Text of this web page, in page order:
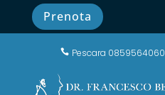
Prenota
 Pescara 0859564060